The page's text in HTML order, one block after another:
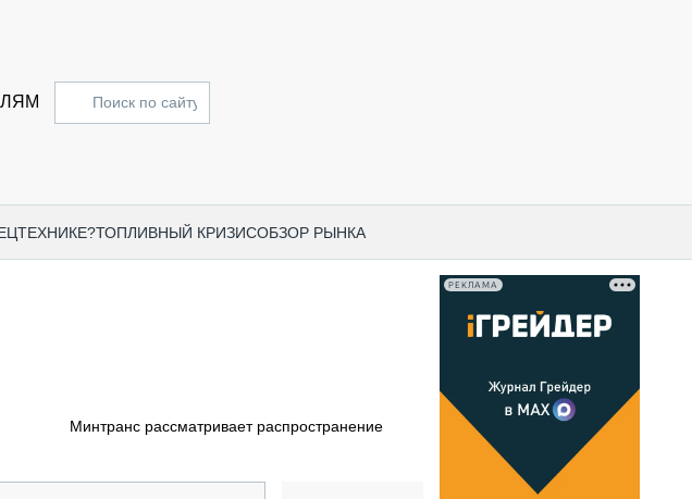
ТОПЛИВНЫЙ КРИЗИСОБЗОР РЫНКА
ПОДЪЁМНАЯ ТЕХНИКА
Минтранс рассматривает распространение
РЕКЛАМА